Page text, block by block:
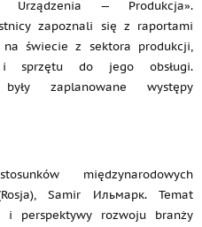
Urządzenia — Produkcja».
zapoznali się z raportami
świecie z sektora produkcji,
sprzętu do jego obsługi.
zaplanowane występy
międzynarodowych
Samir Ильмарк. Temat
i perspektywy rozwoju branży